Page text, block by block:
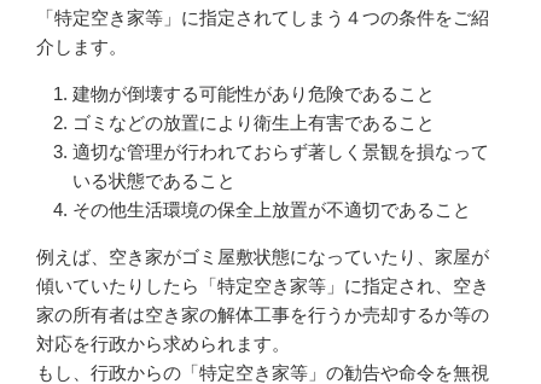
「特定空き家等」に指定されてしまう４つの条件をご紹
介します。
建物が倒壊する可能性があり危険であること
ゴミなどの放置により衛生上有害であること
適切な管理が行われておらず著しく景観を損なって
いる状態であること
その他生活環境の保全上放置が不適切であること
例えば、 空き家がゴミ屋敷状態になっていたり、家屋が
傾いていたりしたら「特定空き家等」に指定され、空き
家の所有者は空き家の解体工事を行うか売却するか等の
対応を行政から求められます。
もし、行政からの「特定空き家等」の勧告や命令を無視